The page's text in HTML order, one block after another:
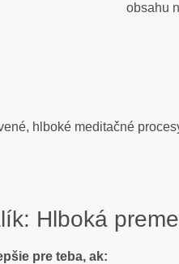
obsahu
hlboké meditačné
Hlboká
pre teba, ak: